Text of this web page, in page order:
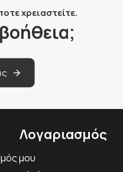
χρειαστείτε.
Λογαριασμός
μου